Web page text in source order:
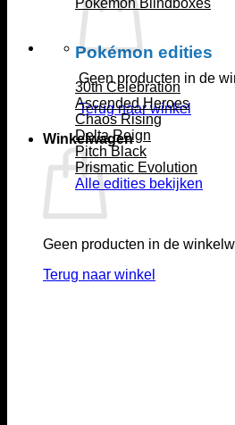
Geen producten in de
Terug naar winkel
Winkelwagen
Geen producten in de
Terug naar winkel
Pokémon Blindboxes
Pokémon edities
30th Celebration
Ascended Heroes
Chaos Rising
Delta Reign
Pitch Black
Prismatic Evolution
Alle edities bekijken